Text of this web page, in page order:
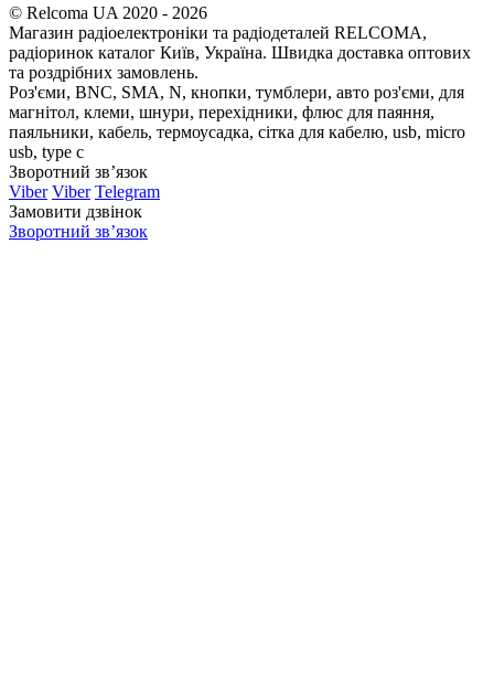
© Relcoma UA 2020 - 2026
Магазин радіоелектроніки та радіодеталей RELCOMA,
радіоринок каталог Київ, Україна. Швидка доставка оптових
та роздрібних замовлень.
Роз'єми, BNC, SMA, N, кнопки, тумблери, авто роз'єми, для
магнітол, клеми, шнури, перехідники, флюс для паяння,
паяльники, кабель, термоусадка, сітка для кабелю, usb, micro
usb, type c
Зворотний зв’язок
Viber Viber Telegram
Замовити дзвінок
Зворотний зв’язок